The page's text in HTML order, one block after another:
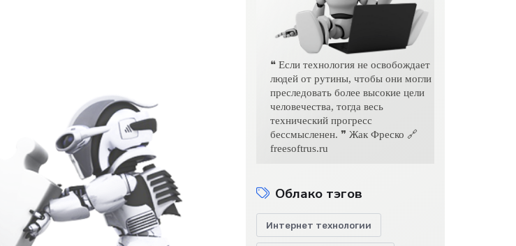
❝ Если технология не освобождает
людей от рутины, чтобы они могли
преследовать более высокие цели
человечества, тогда весь
технический прогресс
бессмысленен. ❞ Жак Фреско 🔗
freesoftrus.ru
Облако тэгов
Интернет технологии